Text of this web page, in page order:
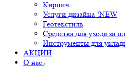
Кирпич
Услуги дизайна !NEW
Геотекстиль
Средства для ухода за
Инструменты для
АКЦИИ
О нас